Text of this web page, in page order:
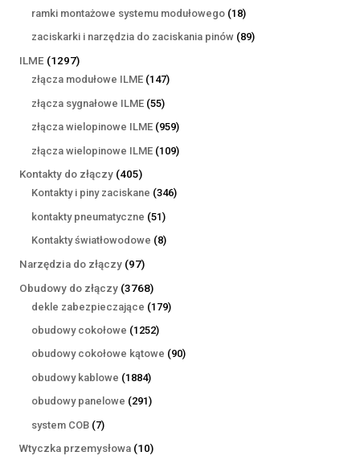
produktów
ramki montażowe systemu modułowego 1818
produktów
zaciskarki i narzędzia do zaciskania pinów 8989
ILME 12971297
produktów
złącza modułowe ILME 147147
złącza sygnałowe ILME 5555
produktów
złącza wielopinowe ILME 959959
produktów
złącza wielopinowe ILME 109109
Kontakty do złączy 405405
produktów
Kontakty i piny zaciskane 346346
kontakty pneumatyczne 5151
produktów
Kontakty światłowodowe 88
Narzędzia do złączy 9797
produktów
Obudowy do złączy 37683768
produktów
dekle zabezpieczające 179179
obudowy cokołowe 12521252
produkty
obudowy cokołowe kątowe 9090
obudowy kablowe 18841884
produkty
obudowy panelowe 291291
system COB 77
produktów
Wtyczka przemysłowa 1010